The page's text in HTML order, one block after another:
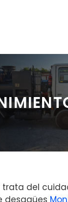
trata del
desagües